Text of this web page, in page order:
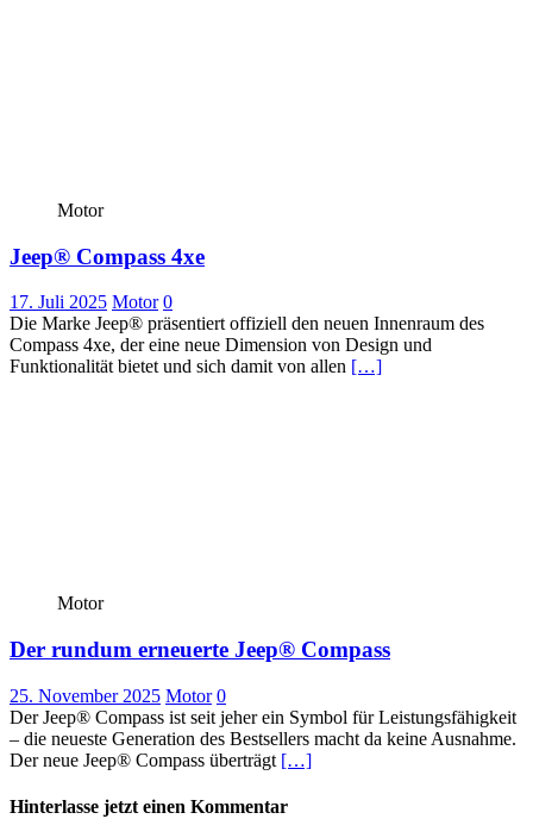
Motor
Jeep® Compass 4xe
17. Juli 2025 Motor 0
Die Marke Jeep® präsentiert offiziell den neuen Innenraum des
Compass 4xe, der eine neue Dimension von Design und
Funktionalität bietet und sich damit von allen […]
Motor
Der rundum erneuerte Jeep® Compass
25. November 2025 Motor 0
Der Jeep® Compass ist seit jeher ein Symbol für Leistungsfähigkeit
– die neueste Generation des Bestsellers macht da keine Ausnahme.
Der neue Jeep® Compass überträgt […]
Hinterlasse jetzt einen Kommentar